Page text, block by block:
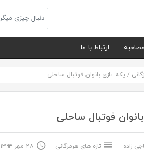
مصاحبه ارتباط با ما
/ یکه تازی بانوان فوتبال ساحلی
فوتبال ساحلی
زاده تازه های هرمزگانی ۲۸ مهر ۱۳۹۴